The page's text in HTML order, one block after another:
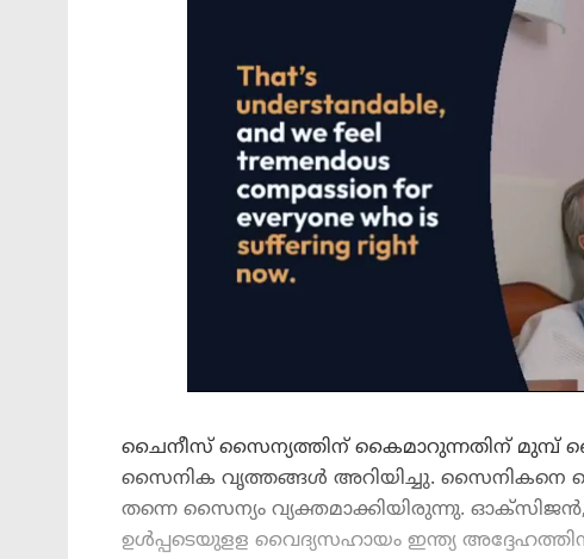
ചൈനീസ് സൈന്യത്തിന് കൈമാറുന്നതിന് മുമ്പ്
സൈനിക വൃത്തങ്ങള്‍ അറിയിച്ചു. സൈനികനെ
തന്നെ സൈന്യം വ്യക്തമാക്കിയിരുന്നു.
ഉള്‍പ്പടെയുളള വൈദ്യസഹായം ഇന്ത്യ